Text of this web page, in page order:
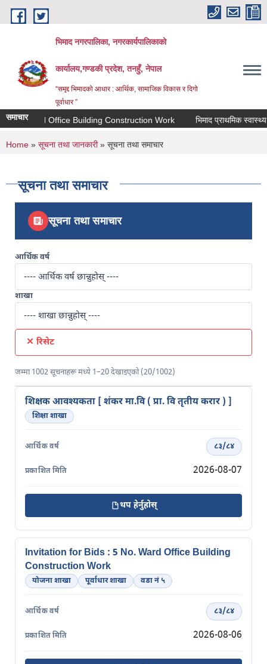
Skip to main content
भिमाद नगरपालिका, नगरकार्यपालिकाको
कार्यालय,गण्डकी प्रदेश, तनहुँ, नेपाल
“समृद्द भिमादको आधार : आर्थिक, सामाजिक विकास र दिगो
पूर्वाधार ”
समाचार
for Bids : 5 No. Ward Office Building Construction Work भिमाद प्राथमिक स्वास्थ्य
You are here
Home » सूचना तथा जानकारी» सूचना तथा समाचार
सूचना तथा समाचार
सूचना तथा समाचार
आर्थिक वर्ष
शाखा
✕ रिसेट
जम्मा 1002 सूचनाहरू मध्ये 1–20 देखाइएको (20/1002)
शिक्षक आवश्यकता [ शंकर मा.वि ( प्रा. वि तृतीय करार ) ]
शिक्षा शाखा
८३/८४
2026-08-07
थप हेर्नुहोस्
Invitation for Bids : 5 No. Ward Office Building
Construction Work
योजना शाखा पूर्वाधार शाखा वडा नं ५
८३/८४
2026-08-06